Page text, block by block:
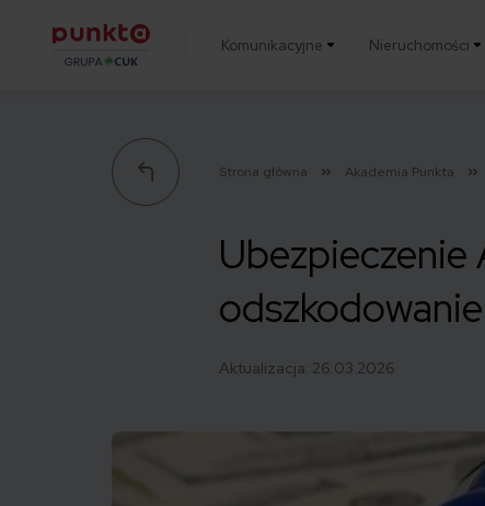
Komunikacyjne Nieruchomości
Strona główna Akademia Punkta
Ubezpieczenie
Aktualizacja: 26.03.2026